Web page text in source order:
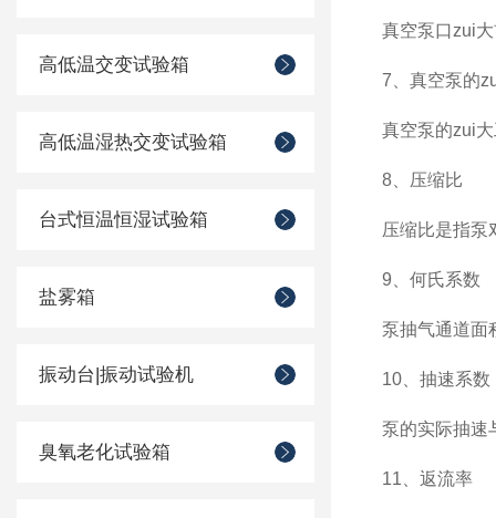
高低温交变试验箱
高低温湿热交变试验箱
台式恒温恒湿试验箱
盐雾箱
振动台|振动试验机
臭氧老化试验箱
真空泵口zui
7、真空泵的
真空泵的zui
8、压缩比
压缩比是指泵
9、何氏系数
泵抽气通道面
10、抽速系数
泵的实际抽速
11、返流率